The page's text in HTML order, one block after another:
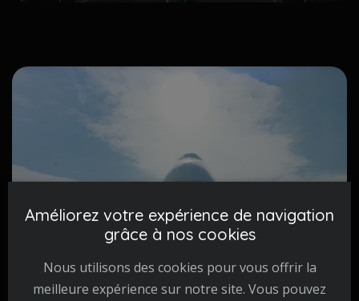
Améliorez votre expérience de navigation
grâce à nos cookies
Nous utilisons des cookies pour vous offrir la
meilleure expérience sur notre site. Vous pouvez